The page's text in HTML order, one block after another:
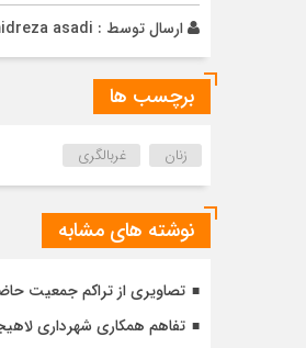
ارسال توسط : asadi
برچسب ها
زنان غربالگری
نوشته های مشابه
تصاویری از تراکم جمعیت
تفاهم همکاری شهرداری